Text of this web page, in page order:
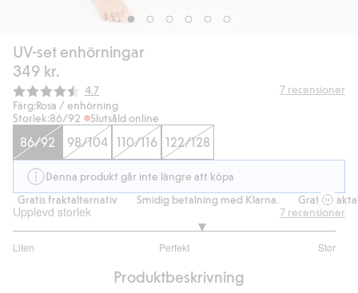
UV-set enhörningar
349 kr.
Snittbetyg:
4.7 7 recensioner
Färg:Rosa / enhörning
Storlek:86/92 Slutsåld online
86/92 98/104 110/116 122/128
Denna produkt går inte längre att köpa
Gratis fraktalternativ
Smidig betalning med Klarna. Gratis
Upplevd storlek
Liten Perfekt Stor
utav
7 recensioner
Produktbeskrivning